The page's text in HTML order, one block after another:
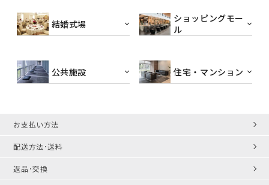
結婚式場
ショッピングモー
ル
公共施設 住宅・マンション
お支払い方法
配送方法･送料
返品･交換